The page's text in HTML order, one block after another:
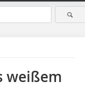
weißem